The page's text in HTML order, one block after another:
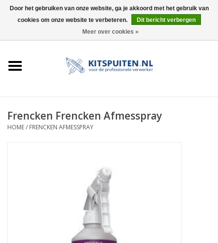
0 Artikelen - €0,00
ELEKTRISCH
Frencken Frencken Afmesspray
HOME/ FRENCKEN AFMESSPRAY
Door het gebruiken van onze website, ga je akkoord met het gebruik van
cookies om onze website te verbeteren.
Dit bericht verbergen
Meer over cookies »